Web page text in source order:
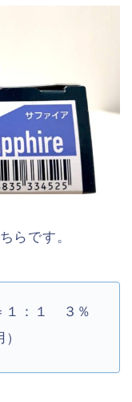
らです。
１：１ ３％